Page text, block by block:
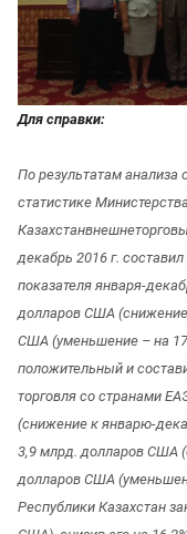
Для справки:
По результатам анализа
статистике
декабрь 2016 г.
показателя января-
долларов США (снижение
США (уменьшение – на
положительный и
торговля со странами
(снижение к январю-
3,9 млрд. долларов США
долларов США
Республики Казахстан